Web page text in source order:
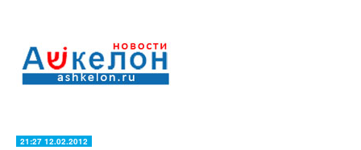
21:27 12.02.2012